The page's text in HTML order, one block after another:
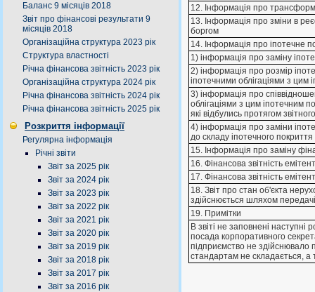
Баланс 9 місяців 2018
Звіт про фінансові результати 9
місяців 2018
Організаційна структура 2023 рік
Структура властності
Річна фінансова звітність 2023 рік
Організаційна структура 2024 рік
Річна фінансова звітність 2024 рік
Річна фінансова звітність 2025 рік
Розкриття інформації
Регулярна інформація
Річні звіти
Звіт за 2025 рік
Звіт за 2024 рік
Звіт за 2023 рік
Звіт за 2022 рік
Звіт за 2021 рік
Звіт за 2020 рік
Звіт за 2019 рік
Звіт за 2018 рік
Звіт за 2017 рік
Звіт за 2016 рік
12. Інформація про
13. Інформація про зміни в
боргом
14. Інформація про іпотечне
1) інформація про заміну
2) інформація про розмір
іпотечними облігаціями з цим
3) інформація про
облігаціями з цим іпотечним
які відбулись протягом
4) інформація про заміни
до складу іпотечного покриття
15. Інформація про заміну
16. Фінансова звітність
17. Фінансова звітність
18. Звіт про стан об'єкта
здійснюється шляхом
19. Примітки
В звiтi не заповненi наступнi
посада корпоративного
пiдприємство не здiйснювало
стандартам не складається,